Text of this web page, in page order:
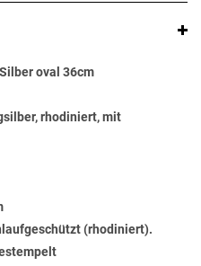
oval 36cm
rhodiniert, mit
(rhodiniert).